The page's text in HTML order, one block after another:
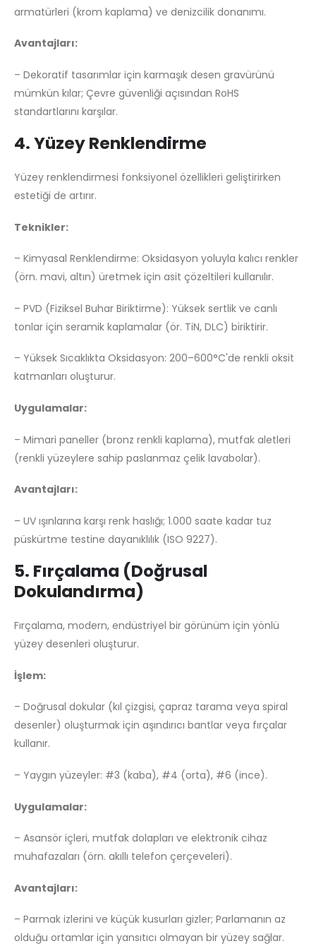
armatürleri (krom kaplama) ve denizcilik donanımı.
Avantajları:
– Dekoratif tasarımlar için karmaşık desen gravürünü
mümkün kılar; Çevre güvenliği açısından RoHS
standartlarını karşılar.
4. Yüzey Renklendirme
Yüzey renklendirmesi fonksiyonel özellikleri geliştirirken
estetiği de artırır.
Teknikler:
– Kimyasal Renklendirme: Oksidasyon yoluyla kalıcı renkler
(örn. mavi, altın) üretmek için asit çözeltileri kullanılır.
– PVD (Fiziksel Buhar Biriktirme): Yüksek sertlik ve canlı
tonlar için seramik kaplamalar (ör. TiN, DLC) biriktirir.
– Yüksek Sıcaklıkta Oksidasyon: 200–600°C'de renkli oksit
katmanları oluşturur.
Uygulamalar:
– Mimari paneller (bronz renkli kaplama), mutfak aletleri
(renkli yüzeylere sahip paslanmaz çelik lavabolar).
Avantajları:
– UV ışınlarına karşı renk haslığı; 1.000 saate kadar tuz
püskürtme testine dayanıklılık (ISO 9227).
5. Fırçalama (Doğrusal
Dokulandırma)
Fırçalama, modern, endüstriyel bir görünüm için yönlü
yüzey desenleri oluşturur.
İşlem:
– Doğrusal dokular (kıl çizgisi, çapraz tarama veya spiral
desenler) oluşturmak için aşındırıcı bantlar veya fırçalar
kullanır.
– Yaygın yüzeyler: #3 (kaba), #4 (orta), #6 (ince).
Uygulamalar:
– Asansör içleri, mutfak dolapları ve elektronik cihaz
muhafazaları (örn. akıllı telefon çerçeveleri).
Avantajları:
– Parmak izlerini ve küçük kusurları gizler; Parlamanın az
olduğu ortamlar için yansıtıcı olmayan bir yüzey sağlar.